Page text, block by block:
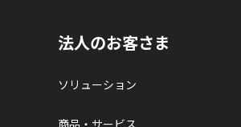
法人のお客さま
ソリューション